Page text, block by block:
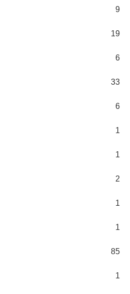
9
19
6
33
6
1
1
2
1
1
85
1